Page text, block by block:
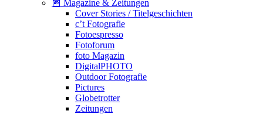
📰 Magazine & Zeitungen
Cover Stories / Titelgeschichten
c’t Fotografie
Fotoespresso
Fotoforum
foto Magazin
DigitalPHOTO
Outdoor Fotografie
Pictures
Globetrotter
Zeitungen